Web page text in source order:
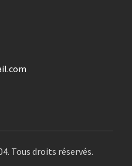
Tous droits réservés.